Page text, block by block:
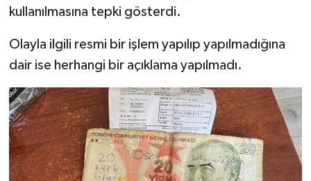
kullanılmasına tepki gösterdi.
Olayla ilgili resmi bir işlem yapılıp yapılmadığına
dair ise herhangi bir açıklama yapılmadı.